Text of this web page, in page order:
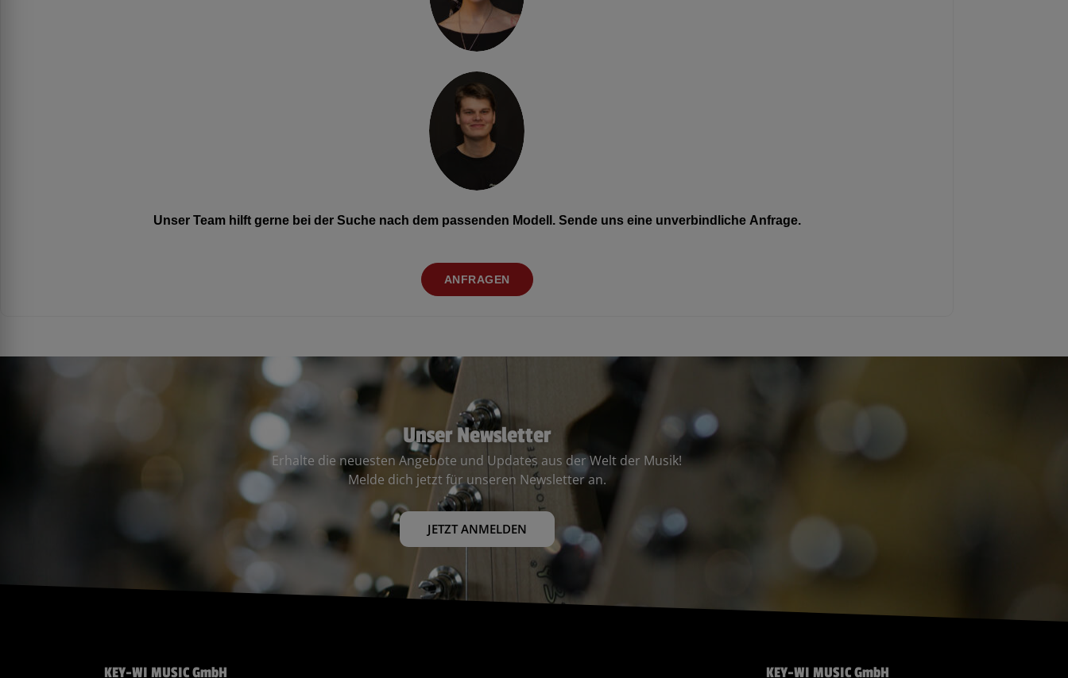
Unser Team hilft gerne bei der Suche nach dem passenden Modell. Sende uns eine unverbindliche Anfrage.
ANFRAGEN
Unser Newsletter
Erhalte die neuesten Angebote und Updates aus der Welt der Musik!
Melde dich jetzt für unseren Newsletter an.
JETZT ANMELDEN
KEY-WI MUSIC GmbH
KEY-WI MUSIC GmbH